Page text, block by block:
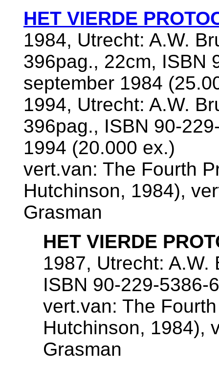
HET VIERDE
1984, Utrecht: A.W.
396pag., 22cm, ISBN
september 1984
1994, Utrecht: A.W.
396pag., ISBN 90-
1994 (20.000 ex.)
vert.van: The Fourth
Hutchinson, 1984),
Grasman
HET VIERDE
1987, Utrecht:
ISBN 90-229-5386-
vert.van: The
Hutchinson, 1984),
Grasman